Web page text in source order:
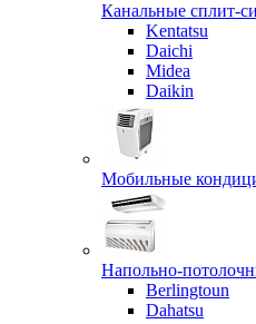
Канальные сплит-
Kentatsu
Daichi
Midea
Daikin
Мобильные
Напольно-
Berlingtoun
Dahatsu